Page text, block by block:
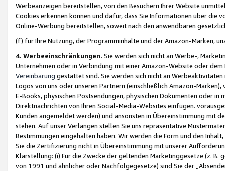
Werbeanzeigen bereitstellen, von den Besuchern Ihrer Website
Cookies erkennen können und dafür, dass Sie Informationen über die
Online-Werbung bereitstellen, soweit nach den anwendbaren
(f) für Ihre Nutzung, der Programminhalte und der Amazon-Marken,
4. Werbeeinschränkungen. Sie werden sich nicht an Werbe-,
Unternehmen oder in Verbindung mit einer Amazon-Website oder
Vereinbarung gestattet sind. Sie werden sich nicht an
Logos von uns oder unseren Partnern (einschließlich Amazon-
E-Books, physischen Postsendungen, physischen Dokumenten oder in
Direktnachrichten von Ihren Social-Media-Websites einfügen.
Kunden angemeldet werden) und ansonsten in Übereinstimmung mit
stehen. Auf unser Verlangen stellen Sie uns repräsentative
Bestimmungen eingehalten haben. Wir werden die Form und den
Sie die Zertifizierung nicht in Übereinstimmung mit unserer
Klarstellung: (i) Für die Zwecke der geltenden Marketinggesetze (z. B.
von 1991 und ähnlicher oder Nachfolgegesetze) sind Sie der